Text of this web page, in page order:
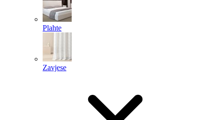
Plahte
Zavjese